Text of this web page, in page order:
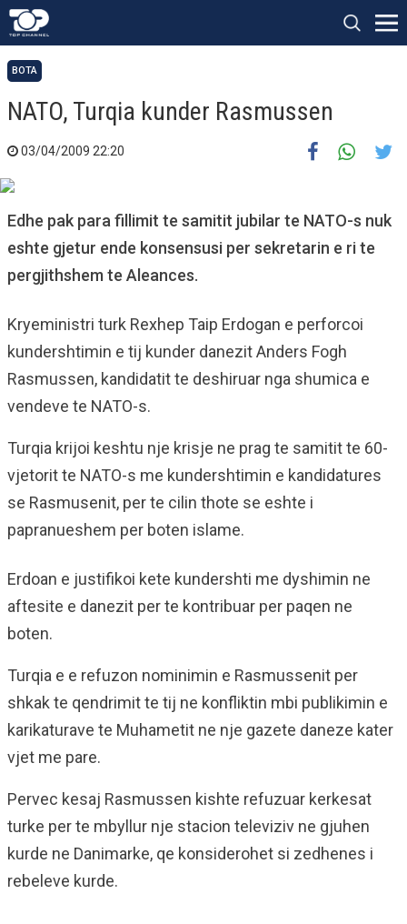
BOTA
NATO, Turqia kunder Rasmussen
03/04/2009 22:20
Edhe pak para fillimit te samitit jubilar te NATO-s nuk
eshte gjetur ende konsensusi per sekretarin e ri te
pergjithshem te Aleances.
Kryeministri turk Rexhep Taip Erdogan e perforcoi
kundershtimin e tij kunder danezit Anders Fogh
Rasmussen, kandidatit te deshiruar nga shumica e
vendeve te NATO-s.
Turqia krijoi keshtu nje krisje ne prag te samitit te 60-
vjetorit te NATO-s me kundershtimin e kandidatures
se Rasmusenit, per te cilin thote se eshte i
papranueshem per boten islame.
Erdoan e justifikoi kete kundershti me dyshimin ne
aftesite e danezit per te kontribuar per paqen ne
boten.
Turqia e e refuzon nominimin e Rasmussenit per
shkak te qendrimit te tij ne konfliktin mbi publikimin e
karikaturave te Muhametit ne nje gazete daneze kater
vjet me pare.
Pervec kesaj Rasmussen kishte refuzuar kerkesat
turke per te mbyllur nje stacion televiziv ne gjuhen
kurde ne Danimarke, qe konsiderohet si zedhenes i
rebeleve kurde.